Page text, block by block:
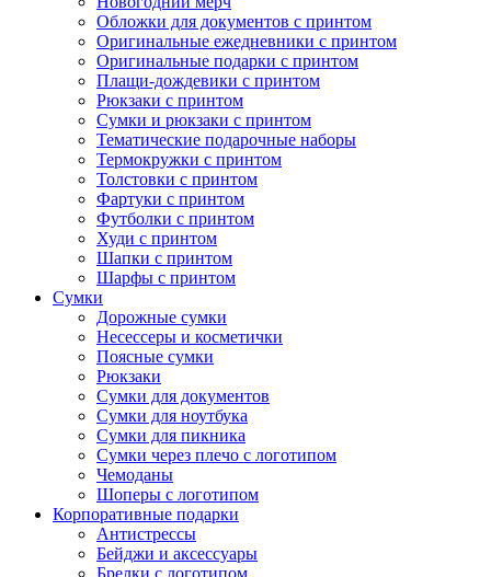
Обложки для документов с принтом
Оригинальные ежедневники с принтом
Оригинальные подарки с принтом
Плащи-дождевики с принтом
Рюкзаки с принтом
Сумки и рюкзаки с принтом
Тематические подарочные наборы
Термокружки с принтом
Толстовки с принтом
Фартуки с принтом
Футболки с принтом
Худи с принтом
Шапки с принтом
Шарфы с принтом
Сумки
Дорожные сумки
Несессеры и косметички
Поясные сумки
Рюкзаки
Сумки для документов
Сумки для ноутбука
Сумки для пикника
Сумки через плечо с логотипом
Чемоданы
Шоперы с логотипом
Корпоративные подарки
Антистрессы
Бейджи и аксессуары
Брелки с логотипом